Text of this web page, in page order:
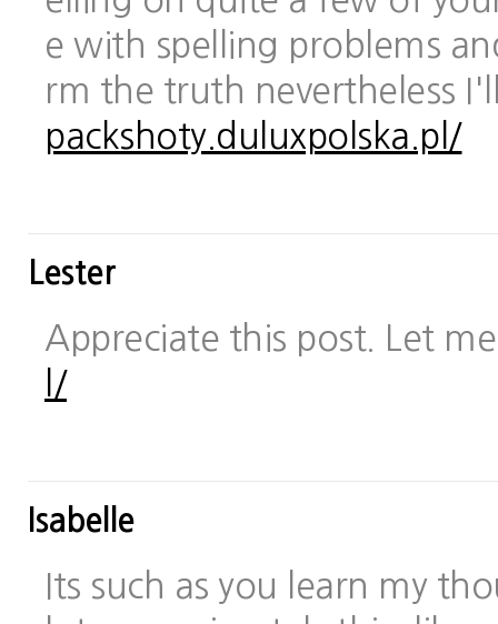
e with spelling problems
rm the truth nevertheless
packshoty.duluxpolska.pl/
Lester
Appreciate this post. Let
l/
Isabelle
Its such as you learn my